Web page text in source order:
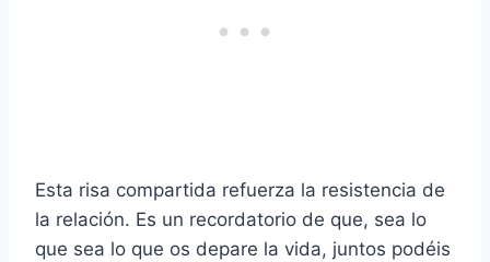
Esta risa compartida refuerza la resistencia de
la relación. Es un recordatorio de que, sea lo
que sea lo que os depare la vida, juntos podéis